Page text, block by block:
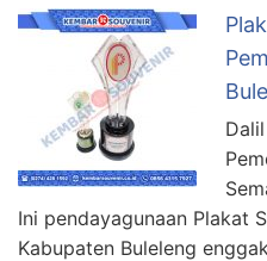
Ini pendayagunaan Plakat
Kabupaten Buleleng